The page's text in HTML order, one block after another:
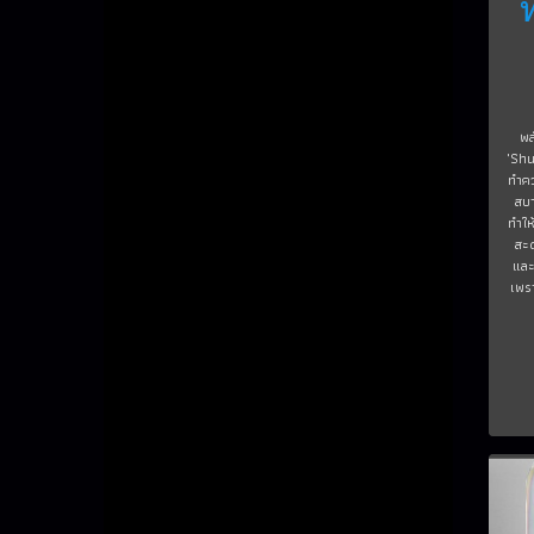
พ
ทำ
สบ
ทำ
สะ
แล
เพ